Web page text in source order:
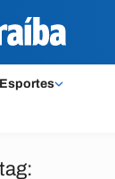
Esportes